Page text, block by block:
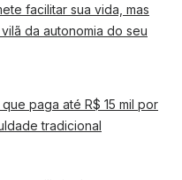
facilitar sua vida, mas
da autonomia do seu
paga até R$ 15 mil por
tradicional